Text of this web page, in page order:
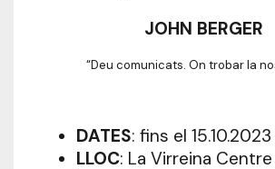
JOHN BERGER
“Deu comunicats. On trobar la
DATES: fins el 15.10.2023
LLOC: La Virreina